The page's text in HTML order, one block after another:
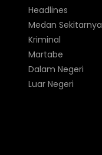
Headlines
Medan Sekitarnya
Kriminal
Martabe
Dalam Negeri
Luar Negeri